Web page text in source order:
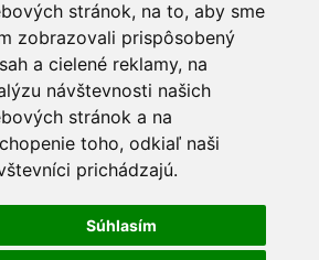
stránok, na to, aby sme
zobrazovali prispôsobený
a cielené reklamy, na
návštevnosti našich
stránok a na
toho, odkiaľ naši
prichádzajú.
Súhlasím
stálo – a
zohráva
úlohu v jeho
si túto unikátnu
sa súčasťou
stopu v
cestovania.
je Adrian Ferda.